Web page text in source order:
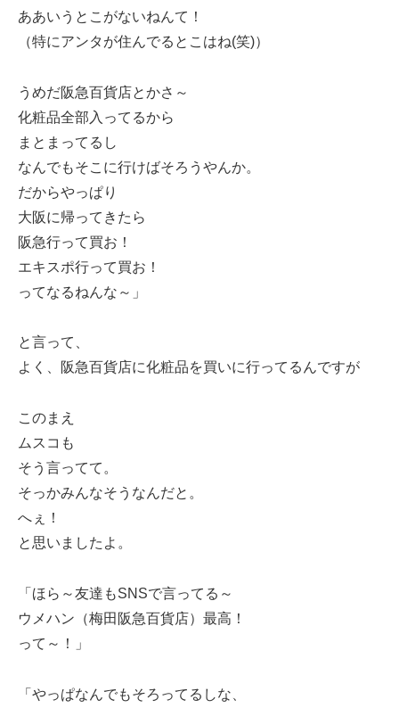
ああいうとこがないねんて！
（特にアンタが住んでるとこはね(笑)）
うめだ阪急百貨店とかさ～
化粧品全部入ってるから
まとまってるし
なんでもそこに行けばそろうやんか。
だからやっぱり
大阪に帰ってきたら
阪急行って買お！
エキスポ行って買お！
ってなるねんな～」
と言って、
よく、阪急百貨店に化粧品を買いに行ってるんですが
このまえ
ムスコも
そう言ってて。
そっかみんなそうなんだと。
へぇ！
と思いましたよ。
「ほら～友達もSNSで言ってる～
ウメハン（梅田阪急百貨店）最高！
って～！」
「やっぱなんでもそろってるしな、